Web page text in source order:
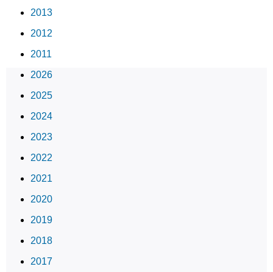
2013
2012
2011
2026
2025
2024
2023
2022
2021
2020
2019
2018
2017